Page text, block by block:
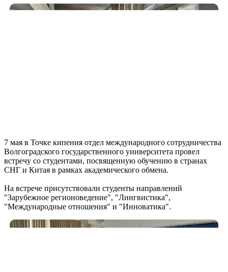
7 мая в Точке кипения отдел международного сотрудничества
Волгоградского государственного университета провел
встречу со студентами, посвященную обучению в странах
СНГ и Китая в рамках академического обмена.
На встрече присутствовали студенты направлений
"Зарубежное регионоведение", "Лингвистика",
"Международные отношения" и "Инноватика".